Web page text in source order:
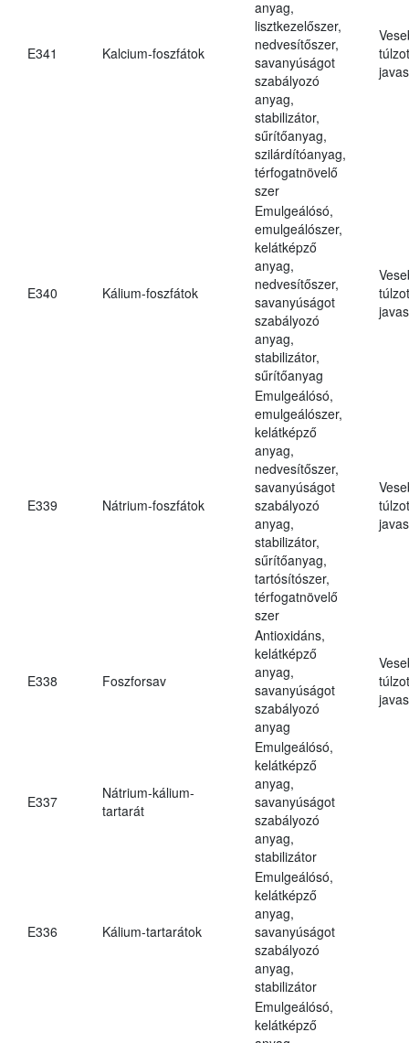
E341 Kalcium-foszfátok
anyag,
lisztkezelőszer,
nedvesítőszer,
savanyúságot
szabályozó
anyag,
stabilizátor,
sűrítőanyag,
szilárdítóanyag,
térfogatnövelő
szer
E340 Kálium-foszfátok
Emulgeálósó,
emulgeálószer,
kelátképző
anyag,
nedvesítőszer,
savanyúságot
szabályozó
anyag,
stabilizátor,
sűrítőanyag
E339 Nátrium-foszfátok
Emulgeálósó,
emulgeálószer,
kelátképző
anyag,
nedvesítőszer,
savanyúságot
szabályozó
anyag,
stabilizátor,
sűrítőanyag,
tartósítószer,
térfogatnövelő
szer
E338 Foszforsav
Antioxidáns,
kelátképző
anyag,
savanyúságot
szabályozó
anyag
E337
Nátrium-kálium-
tartarát
Emulgeálósó,
kelátképző
anyag,
savanyúságot
szabályozó
anyag,
stabilizátor
E336 Kálium-tartarátok
Emulgeálósó,
kelátképző
anyag,
savanyúságot
szabályozó
anyag,
stabilizátor
Emulgeálósó,
kelátképző